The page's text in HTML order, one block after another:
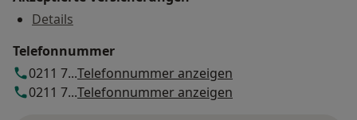
Details
Telefonnummer
0211 7...Telefonnummer anzeigen
0211 7...Telefonnummer anzeigen